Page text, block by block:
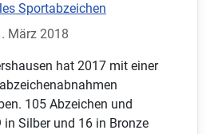
Sportabzeichen
März 2018
hat 2017 mit einer
105 Abzeichen und
in Silber und 16 in Bronze